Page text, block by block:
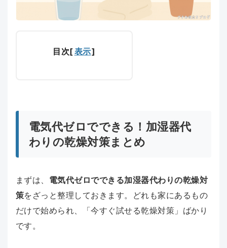
目次[表示]
電気代ゼロでできる！加湿器代
わりの乾燥対策まとめ
まずは、 電気代ゼロでできる加湿器代わりの乾燥対
策をざっと整理しておきます。どれも家にあるもの
だけで始められ、「今すぐ試せる乾燥対策」ばかり
です。